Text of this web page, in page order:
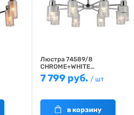
Люстра 74589/8
CHROME+WHITE…
7 799 руб. / шт
в корзину